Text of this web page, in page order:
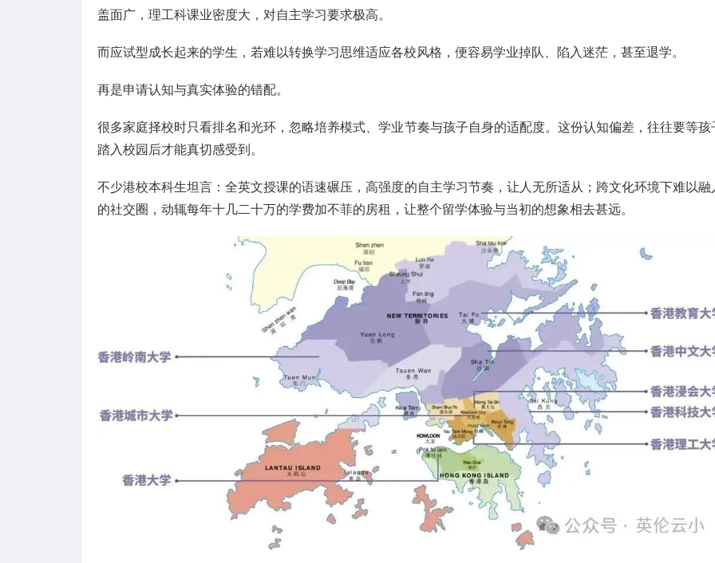
盖面广，理工科课业密度大，对自主学习要求极高。
而应试型成长起来的学生，若难以转换学习思维适应各校风格，便容易学业掉队、陷入迷茫，甚至退学。
再是申请认知与真实体验的错配。
很多家庭择校时只看排名和光环，忽略培养模式、学业节奏与孩子自身的适配度。这份认知偏差，往往要等孩
踏入校园后才能真切感受到。
不少港校本科生坦言：全英文授课的语速碾压，高强度的自主学习节奏，让人无所适从；跨文化环境下难以融
的社交圈，动辄每年十几二十万的学费加不菲的房租，让整个留学体验与当初的想象相去甚远。